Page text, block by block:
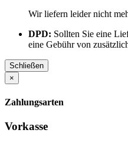
Wir liefern leider nicht
DPD: Sollten Sie eine
eine Gebühr von
Schließen
×
Zahlungsarten
Vorkasse